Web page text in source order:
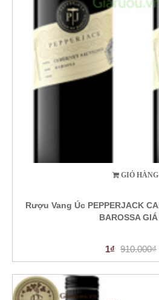
GIỎ HÀNG
Rượu Vang Úc PEPPERJACK
BAROSSA
1₫ 910.000₫